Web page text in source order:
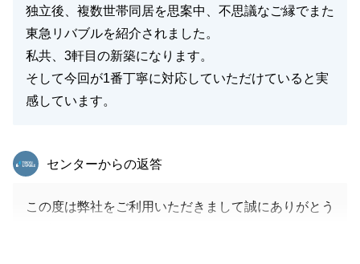
独立後、複数世帯同居を思案中、不思議なご縁でまた
東急リバブルを紹介されました。
私共、3軒目の新築になります。
そして今回が1番丁寧に対応していただけていると実
感しています。
東急リバブル
センターからの返答
この度は弊社をご利用いただきまして誠にありがとう